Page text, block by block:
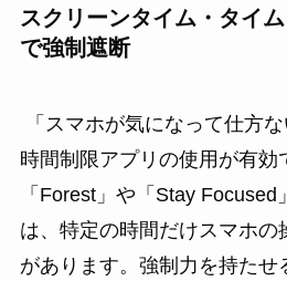
スクリーンタイム・タイ
で強制遮断
「スマホが気になって仕方な
時間制限アプリの使用が有効
「Forest」や「Stay Focused
は、特定の時間だけスマホの
があります。強制力を持たせ